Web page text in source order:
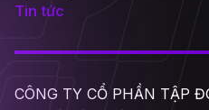
Tin tức
CÔNG TY CỔ PHẦN TẬP